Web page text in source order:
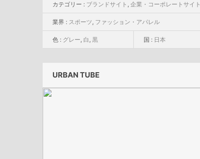
カテゴリー : ブランドサイト , 企業・コーポレートサイト
業界 : スポーツ, ファッション・アパレル
色 : グレー, 白 , 黒 国 : 日本
URBAN TUBE